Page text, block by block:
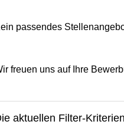
passendes
freuen uns auf Ihre
aktuellen Filter-